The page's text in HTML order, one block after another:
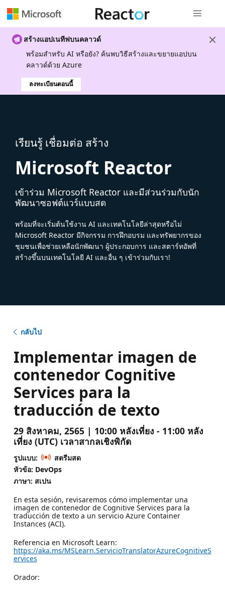
สร้างแอปเนทีฟบนคลาวด์
พร้อมสําหรับ AI หรือยัง? ค้นพบวิธีสร้างและขยายแอปบน
คลาวด์ด้วย Azure
ลงทะเบียนตอนนี้
เรียนรู้ เชื่อมต่อ สร้าง
Microsoft Reactor
เข้าร่วม Microsoft Reactor และมีส่วนร่วมกับนัก
พัฒนาซอฟต์แวร์แบบสด
พร้อมที่จะเริ่มต้นใช้งาน AI และเทคโนโลยีล่าสุดหรือไม่
Microsoft Reactor มีกิจกรรม การฝึกอบรม และทรัพยากรของ
ชุมชนเพื่อช่วยเหลือนักพัฒนา ผู้ประกอบการ และสตาร์ทอัพที่
สร้างขึ้นบนเทคโนโลยี AI และอื่น ๆ เข้าร่วมกับเรา!
กลับไป
Implementar imagen de
contenedor Cognitive
Services para la
traducción de texto
29 สิงหาคม, 2565 | 10:00 หลังเที่ยง - 11:00 หลัง
เที่ยง (UTC) เวลาสากลเชิงพิกัด
รูปแบบ:
สตรีมสด
หัวข้อ: DevOps
ภาษา: สเปน
En esta sesión, revisaremos cómo implementar una
imagen de contenedor de Cognitive Services para la
traducción de texto a un servicio Azure Container
Instances (ACI).
Referencia en Microsoft Learn:
https://aka.ms/MSLearn.ServicioTranslatorAzureCognitiveS
ervices
Orador: